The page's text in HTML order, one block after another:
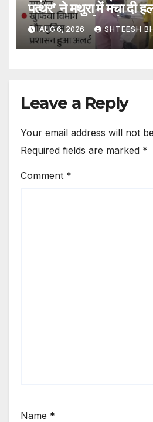
पत्थर’ ने मथुरा में मचा दी
प्रशासन अलर्ट; जानें
Stone Will Used
Kar Seva Like As
AUG 6, 2026 SHTEESH
Leave a Reply
Your email address will not
Required fields are marked *
Comment *
Name *